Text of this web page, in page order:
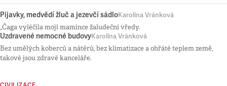
Pijavky, medvědí žluč a jezevčí sádloKarolína Vránková
„Čaga vyléčila mojí mamince žaludeční vředy.
Uzdravené nemocné budovyKarolína Vránková
Bez umělých koberců a nátěrů, bez klimatizace a ohřáté teplem země,
takové jsou zdravé kanceláře.